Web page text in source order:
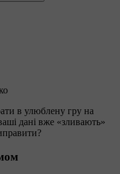
в улюблену гру на
дані вже «зливають»